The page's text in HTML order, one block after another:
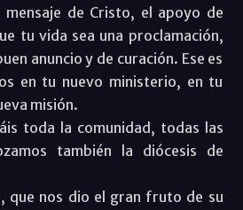
mensaje de Cristo, el apoyo de
tu vida sea una proclamación,
anuncio y de curación. Ese es
en tu nuevo ministerio, en tu
misión.
toda la comunidad, todas las
también la diócesis de
que nos dio el gran fruto de su